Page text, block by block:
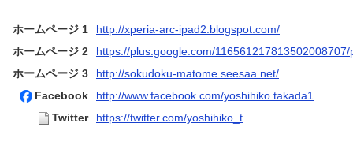
ホームページ 1
http://xperia-arc-ipad2.blogspot.com/
ホームページ 2
https://plus.google.com/116561217813502008707/
ホームページ 3
http://sokudoku-matome.seesaa.net/
Facebook
http://www.facebook.com/yoshihiko.takada1
Twitter
https://twitter.com/yoshihiko_t